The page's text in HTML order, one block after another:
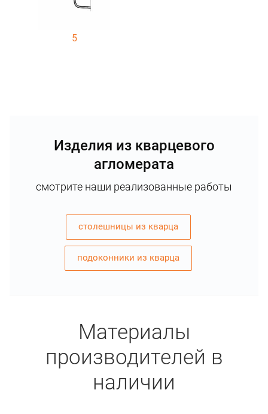
5
Изделия из кварцевого
агломерата
смотрите наши реализованные работы
столешницы из кварца
подоконники из кварца
Материалы
производителей в
наличии